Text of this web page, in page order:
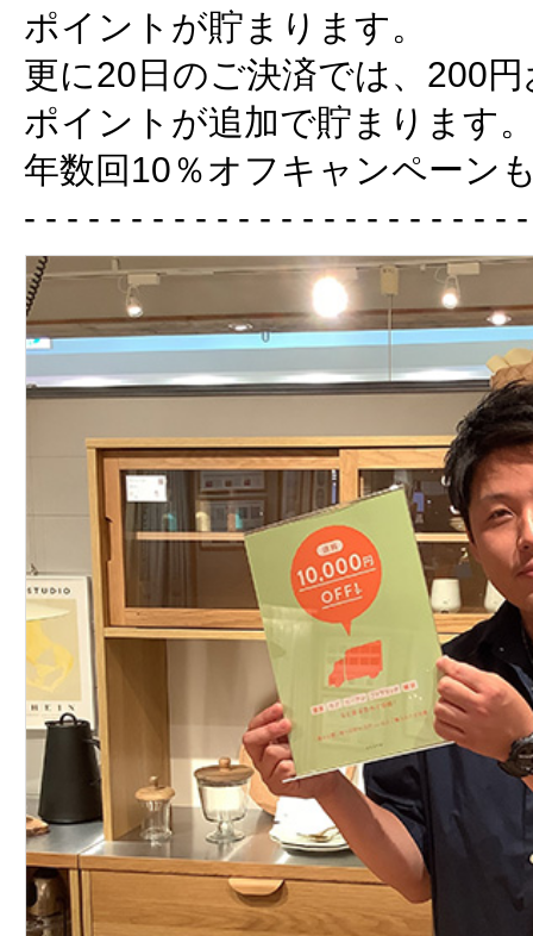
ポイントが貯まります。
更に20日のご決済では、200
ポイントが追加で貯まります
年数回10％オフキャンペーン
- - - - - - - - - - - - - - - - - - - - - - -